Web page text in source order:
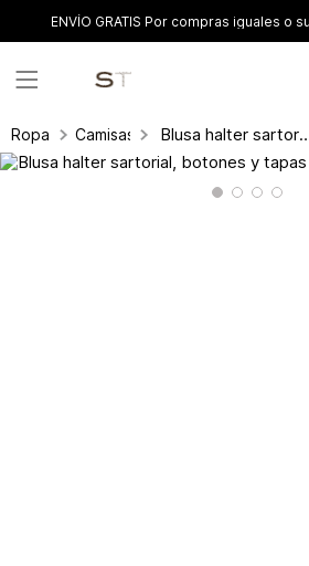
ENVÍO GRATIS Por compras iguales o
Ropa Camisas y blusas Blusa halter